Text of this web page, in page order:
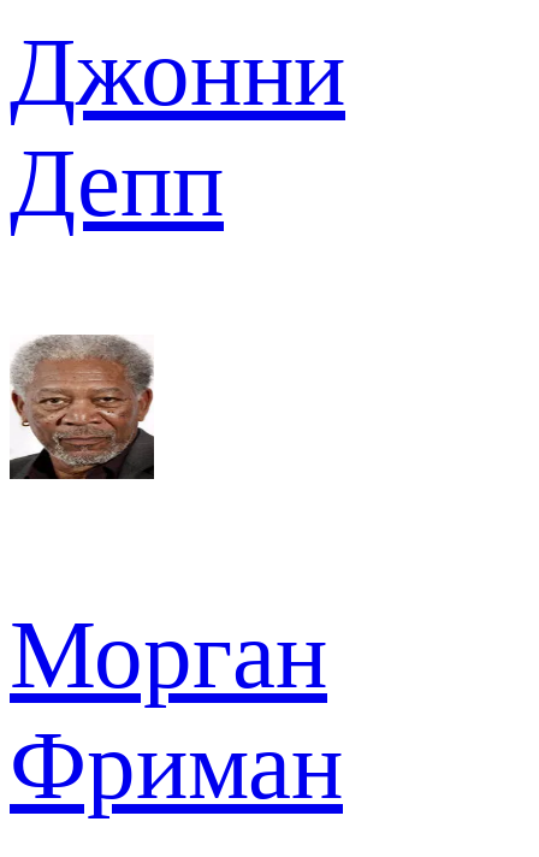
Джонни
Депп
Морган
Фриман